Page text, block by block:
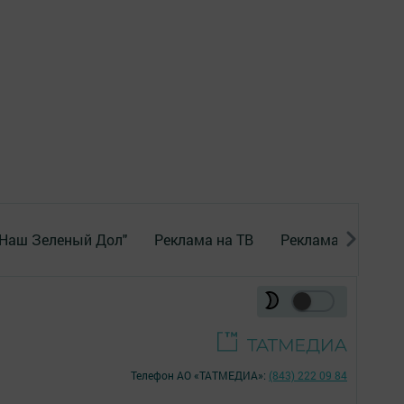
Зеленый Дол" Реклама на ТВ Реклама в
Телефон АО «ТАТМЕДИА»: (843) 222 09 84